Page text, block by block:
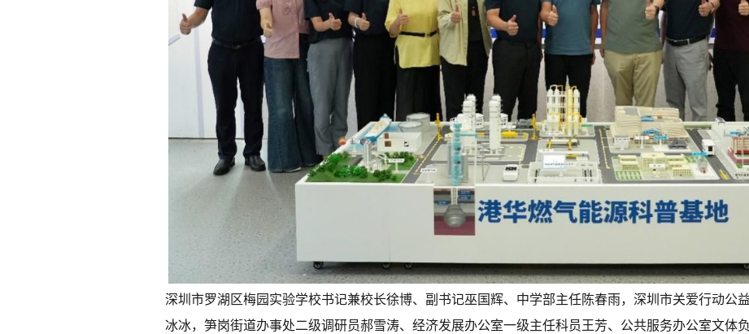
深圳市罗湖区梅园实验学校书记兼校长徐博、副书记巫国辉、中学部主任陈春雨，深圳市关爱行动公
冰冰，笋岗街道办事处二级调研员郝雪涛、经济发展办公室一级主任科员王芳、公共服务办公室文体